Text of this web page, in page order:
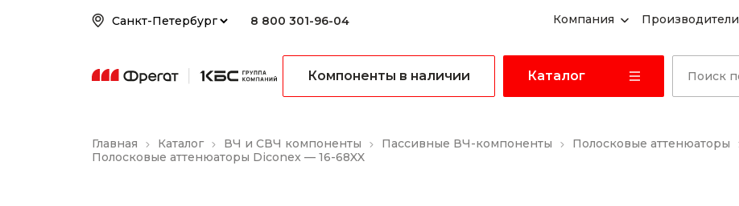
8 800 301-96-04 Компания Производители
Компоненты в наличии Каталог
Главная Каталог ВЧ и СВЧ компоненты Пассивные ВЧ-компоненты
Полосковые аттенюаторы
Полосковые аттенюаторы Diconex — 16-68XX